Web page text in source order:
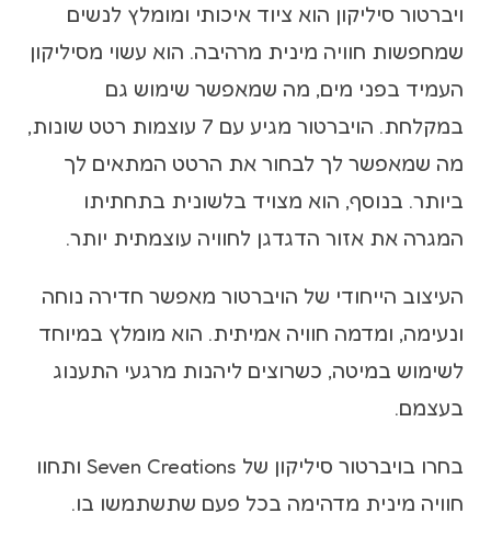
ויברטור סיליקון הוא ציוד איכותי ומומלץ לנשים
שמחפשות חוויה מינית מרהיבה. הוא עשוי מסיליקון
העמיד בפני מים, מה שמאפשר שימוש גם
במקלחת. הויברטור מגיע עם 7 עוצמות רטט שונות,
מה שמאפשר לך לבחור את הרטט המתאים לך
ביותר. בנוסף, הוא מצויד בלשונית בתחתיתו
המגרה את אזור הדגדגן לחוויה עוצמתית יותר.
העיצוב הייחודי של הויברטור מאפשר חדירה נוחה
ונעימה, ומדמה חוויה אמיתית. הוא מומלץ במיוחד
לשימוש במיטה, כשרוצים ליהנות מרגעי התענוג
בעצמם.
בחרו בויברטור סיליקון של Seven Creations ותחוו
חוויה מינית מדהימה בכל פעם שתשתמשו בו.